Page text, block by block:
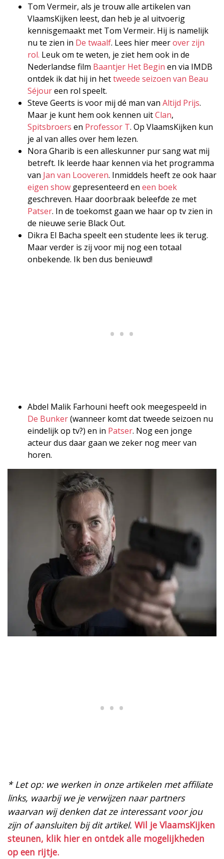
Tom Vermeir, als je trouw alle artikelen van
VlaamsKijken leest, dan heb je al uitvoerig
kennisgemaakt met Tom Vermeir. Hij is namelijk
nu te zien in De twaalf. Lees hier meerover zijn
rol. Leuk om te weten, je ziet hem ook in de
Nederlandse film Baantjer Het Begin en via IMDB
ontdek ik dat hij in hettweede seizoen van Beau
Séjoureen rol speelt.
Steve Geerts is voor mij dé man van Altijd Prijs.
Maar je kunt hem ook kennen uitClan,
Spitsbroers en Professor T. Op VlaamsKijken kun
je al van alles over hem lezen.
Nora Gharib is een alleskunner pur sang wat mij
betreft. Ik leerde haar kennen via het programma
van Jan van Looveren. Inmiddels heeft ze ook haar
eigen show gepresenteerd en een boek
geschreven. Haar doorbraak beleefde ze met
Patser. In de toekomst gaan we haar op tv zien in
de nieuwe serie Black Out.
Dikra El Bacha speelt een studente lees ik terug.
Maar verder is zij voor mij nog een totaal
onbekende. Ik ben dus benieuwd!
Abdel Malik Farhouni heeft ook meegespeeld in
De Bunker(wanneer komt dat tweede seizoen nu
eindelijk op tv?) en in Patser. Nog een jonge
acteur dus daar gaan we zeker nog meer van
horen.
* Let op: we werken in onze artikelen met affiliate
links, waarbij we je verwijzen naar partners
waarvan wij denken dat ze interessant voor jou
zijn of aansluiten bij dit artikel. Wil je VlaamsKijken
steunen, klik hier en ontdek alle mogelijkheden
op een rijtje.